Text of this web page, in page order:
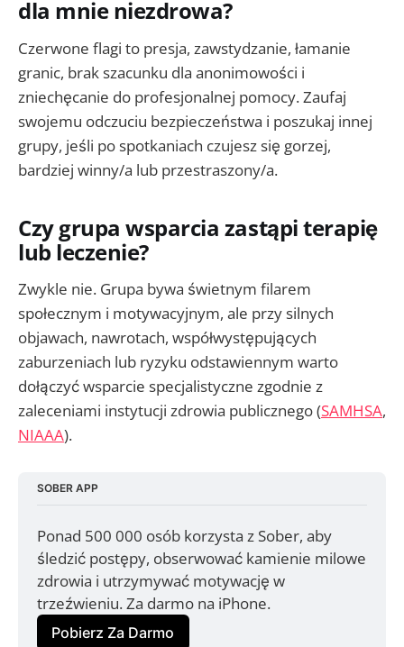
dla mnie niezdrowa?
Czerwone flagi to presja, zawstydzanie, łamanie
granic, brak szacunku dla anonimowości i
zniechęcanie do profesjonalnej pomocy. Zaufaj
swojemu odczuciu bezpieczeństwa i poszukaj innej
grupy, jeśli po spotkaniach czujesz się gorzej,
bardziej winny/a lub przestraszony/a.
Czy grupa wsparcia zastąpi terapię
lub leczenie?
Zwykle nie. Grupa bywa świetnym filarem
społecznym i motywacyjnym, ale przy silnych
objawach, nawrotach, współwystępujących
zaburzeniach lub ryzyku odstawiennym warto
dołączyć wsparcie specjalistyczne zgodnie z
zaleceniami instytucji zdrowia publicznego (SAMHSA,
NIAAA).
SOBER APP
Ponad 500 000 osób korzysta z Sober, aby
śledzić postępy, obserwować kamienie milowe
zdrowia i utrzymywać motywację w
trzeźwieniu. Za darmo na iPhone.
Pobierz Za Darmo